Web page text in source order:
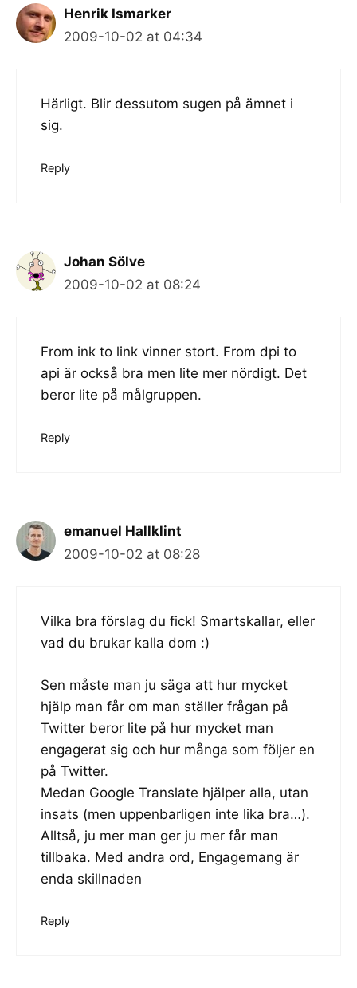
Henrik Ismarker
2009-10-02 at 04:34
Härligt. Blir dessutom sugen på ämnet i
sig.
Reply
Johan Sölve
2009-10-02 at 08:24
From ink to link vinner stort. From dpi to
api är också bra men lite mer nördigt. Det
beror lite på målgruppen.
Reply
emanuel Hallklint
2009-10-02 at 08:28
Vilka bra förslag du fick! Smartskallar, eller
vad du brukar kalla dom :)
Sen måste man ju säga att hur mycket
hjälp man får om man ställer frågan på
Twitter beror lite på hur mycket man
engagerat sig och hur många som följer en
på Twitter.
Medan Google Translate hjälper alla, utan
insats (men uppenbarligen inte lika bra…).
Alltså, ju mer man ger ju mer får man
tillbaka. Med andra ord, Engagemang är
enda skillnaden
Reply